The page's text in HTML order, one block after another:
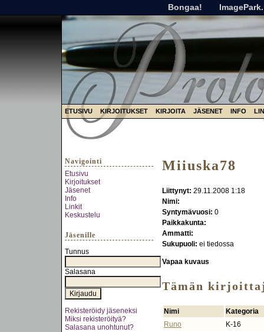
Bongaa!
ETUSIVU KIRJOITUKSET KIRJOITA JÄSENET INFO
Navigointi
Etusivu
Kirjoitukset
Jäsenet
Info
Linkit
Keskustelu
Jäsenille
Tunnus
Salasana
Rekisteröidy jäseneksi
Miksi rekisteröityä?
Salasana unohtunut?
Miiuska78
Liittynyt: 29.11.2008 1:18
Nimi:
Syntymävuosi: 0
Paikkakunta:
Ammatti:
Sukupuoli: ei tiedossa
Vapaa kuvaus
Tämän
Nimi
Kategoria
Runo
K-16